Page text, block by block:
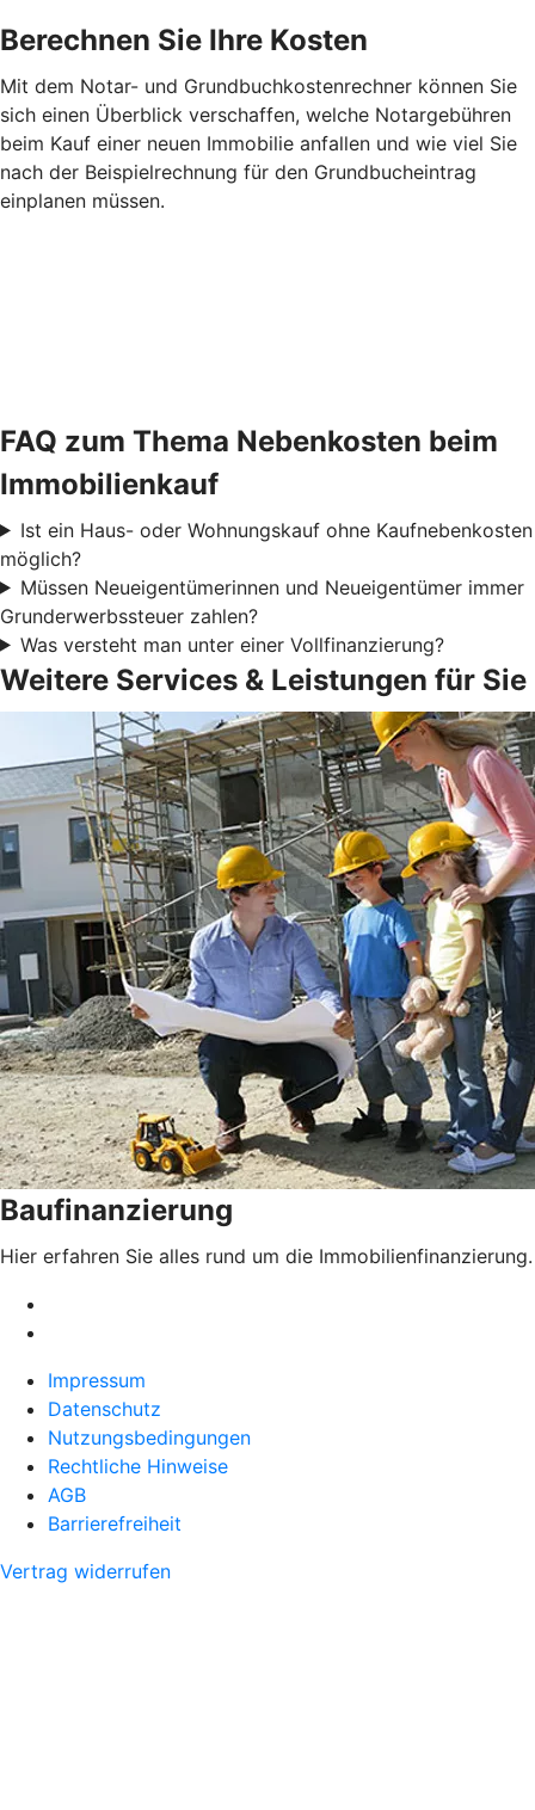
Berechnen Sie Ihre Kosten
Mit dem Notar- und Grundbuchkostenrechner können Sie
sich einen Überblick verschaffen, welche Notargebühren
beim Kauf einer neuen Immobilie anfallen und wie viel Sie
nach der Beispielrechnung für den Grundbucheintrag
einplanen müssen.
FAQ zum Thema Nebenkosten beim
Immobilienkauf
Ist ein Haus- oder Wohnungskauf ohne Kaufnebenkosten
möglich?
Müssen Neueigentümerinnen und Neueigentümer immer
Grunderwerbssteuer zahlen?
Was versteht man unter einer Vollfinanzierung?
Weitere Services & Leistungen für Sie
Baufinanzierung
Hier erfahren Sie alles rund um die Immobilienfinanzierung.
Impressum
Datenschutz
Nutzungsbedingungen
Rechtliche Hinweise
AGB
Barrierefreiheit
Vertrag widerrufen